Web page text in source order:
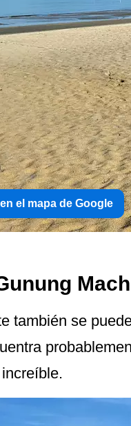
el mapa de Google
también se